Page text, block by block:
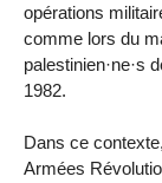
opérations
comme lors du
palestinien·ne·s
1982.
Dans ce
Armées